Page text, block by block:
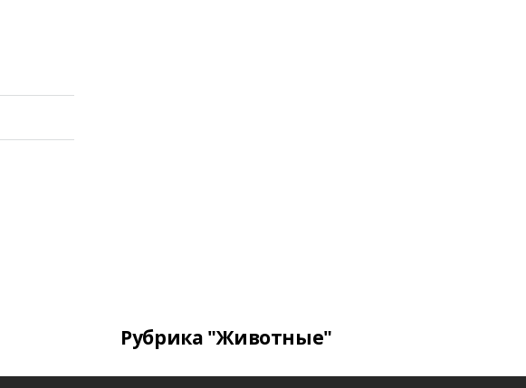
Рубрика "Животные"